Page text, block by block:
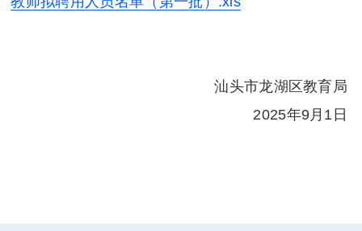
汕头市龙湖区教育局
2025年9月1日